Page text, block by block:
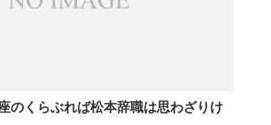
のくらぶれば松本辞職は思わざりけ